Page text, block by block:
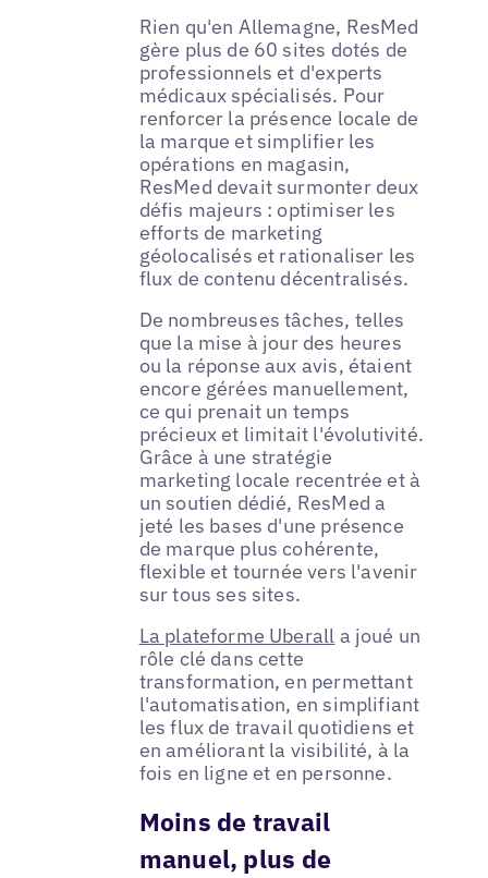
Rien qu'en Allemagne, ResMed
gère plus de 60 sites dotés de
professionnels et d'experts
médicaux spécialisés. Pour
renforcer la présence locale de
la marque et simplifier les
opérations en magasin,
ResMed devait surmonter deux
défis majeurs : optimiser les
efforts de marketing
géolocalisés et rationaliser les
flux de contenu décentralisés.
De nombreuses tâches, telles
que la mise à jour des heures
ou la réponse aux avis, étaient
encore gérées manuellement,
ce qui prenait un temps
précieux et limitait l'évolutivité.
Grâce à une stratégie
marketing locale recentrée et à
un soutien dédié, ResMed a
jeté les bases d'une présence
de marque plus cohérente,
flexible et tournée vers l'avenir
sur tous ses sites.
La plateforme Uberall a joué un
rôle clé dans cette
transformation, en permettant
l'automatisation, en simplifiant
les flux de travail quotidiens et
en améliorant la visibilité, à la
fois en ligne et en personne.
Moins de travail
manuel, plus de